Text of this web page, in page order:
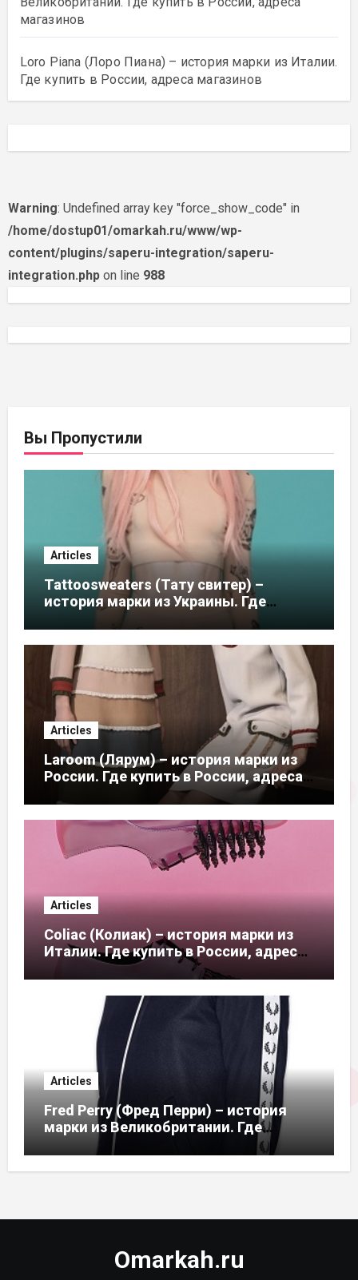
магазинов
Loro Piana (Лоро Пиана) – история марки из Италии.
Где купить в России, адреса магазинов
Warning: Undefined array key "force_show_code" in
/home/dostup01/omarkah.ru/www/wp-
content/plugins/saperu-integration/saperu-
integration.phpon line 988
Вы Пропустили
Articles
Tattoosweaters (Тату свитер) –
история марки из Украины. Где
купить в России, адреса магазинов
Articles
Laroom (Лярум) – история марки из
России. Где купить в России, адреса
Articles
Coliac (Колиак) – история марки из
Италии. Где купить в России, адреса
магазинов
Articles
Fred Perry (Фред Перри) – история
марки из Великобритании. Где
купить в России, адреса магазинов
Omarkah.ru